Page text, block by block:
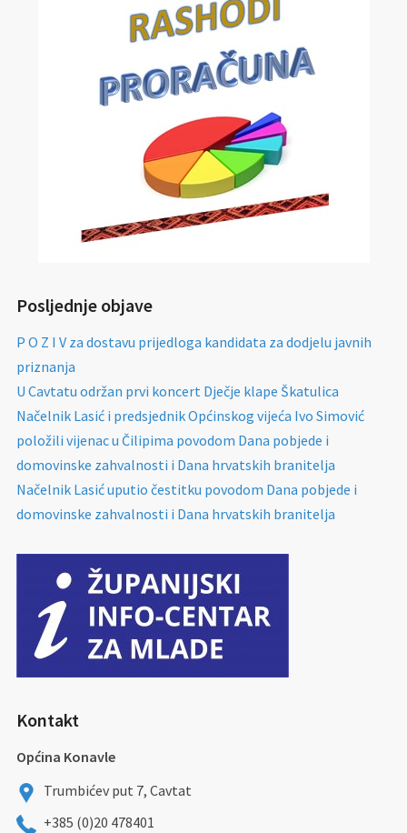
Posljednje objave
P O Z I V za dostavu prijedloga kandidata za dodjelu javnih
priznanja
U Cavtatu održan prvi koncert Dječje klape Škatulica
Načelnik Lasić i predsjednik Općinskog vijeća Ivo Simović
položili vijenac u Čilipima povodom Dana pobjede i
domovinske zahvalnosti i Dana hrvatskih branitelja
Načelnik Lasić uputio čestitku povodom Dana pobjede i
domovinske zahvalnosti i Dana hrvatskih branitelja
Kontakt
Općina Konavle
Trumbićev put 7, Cavtat
+385 (0)20 478401